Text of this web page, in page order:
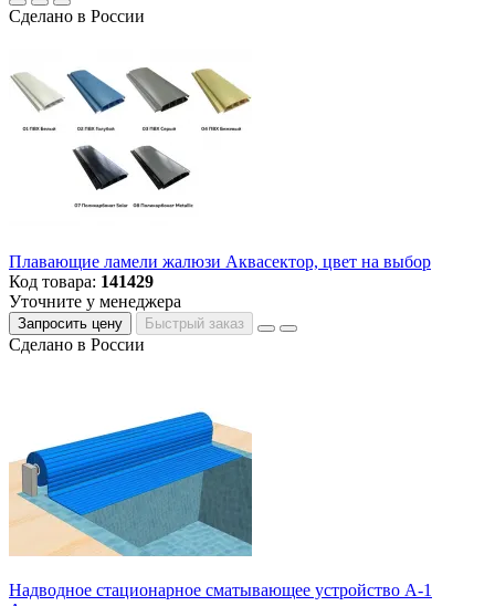
Сделано в России
Плавающие ламели жалюзи Аквасектор, цвет на выбор
Код товара: 141429
Уточните у менеджера
Запросить цену Быстрый заказ
Сделано в России
Надводное стационарное сматывающее устройство А-1